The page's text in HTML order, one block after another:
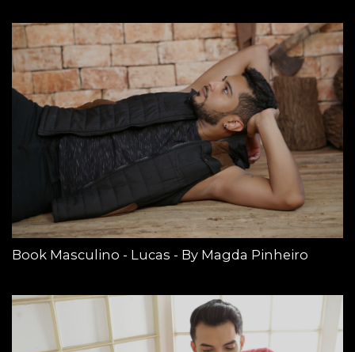
Book Masculino - Lucas - By Magda Pinheiro